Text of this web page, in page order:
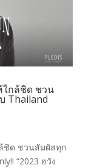
ใกล้ชิด ชวน
Thailand
ชิด ชวนสัมผัสทุก
“2023 ฮวัง